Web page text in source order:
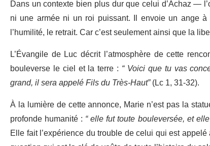
Dans un contexte bien plus dur que celui d’Achaz —
ni une armée ni un roi puissant. Il envoie un ange
l’humilité, le retrait. Car c’est seulement ainsi que la
L’Évangile de Luc décrit l’atmosphère de cette
bouleverse le ciel et la terre : “ Voici que tu vas
grand, il sera appelé Fils du Très-Haut”(Lc 1, 31-32).
À la lumière de cette annonce, Marie n’est pas la
profonde humanité : “ elle fut toute bouleversée, et
Elle fait l’expérience du trouble de celui qui est